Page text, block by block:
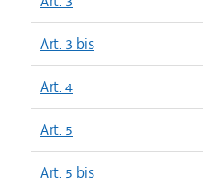
Art. 3 bis
Art. 4
Art. 5
Art. 5 bis